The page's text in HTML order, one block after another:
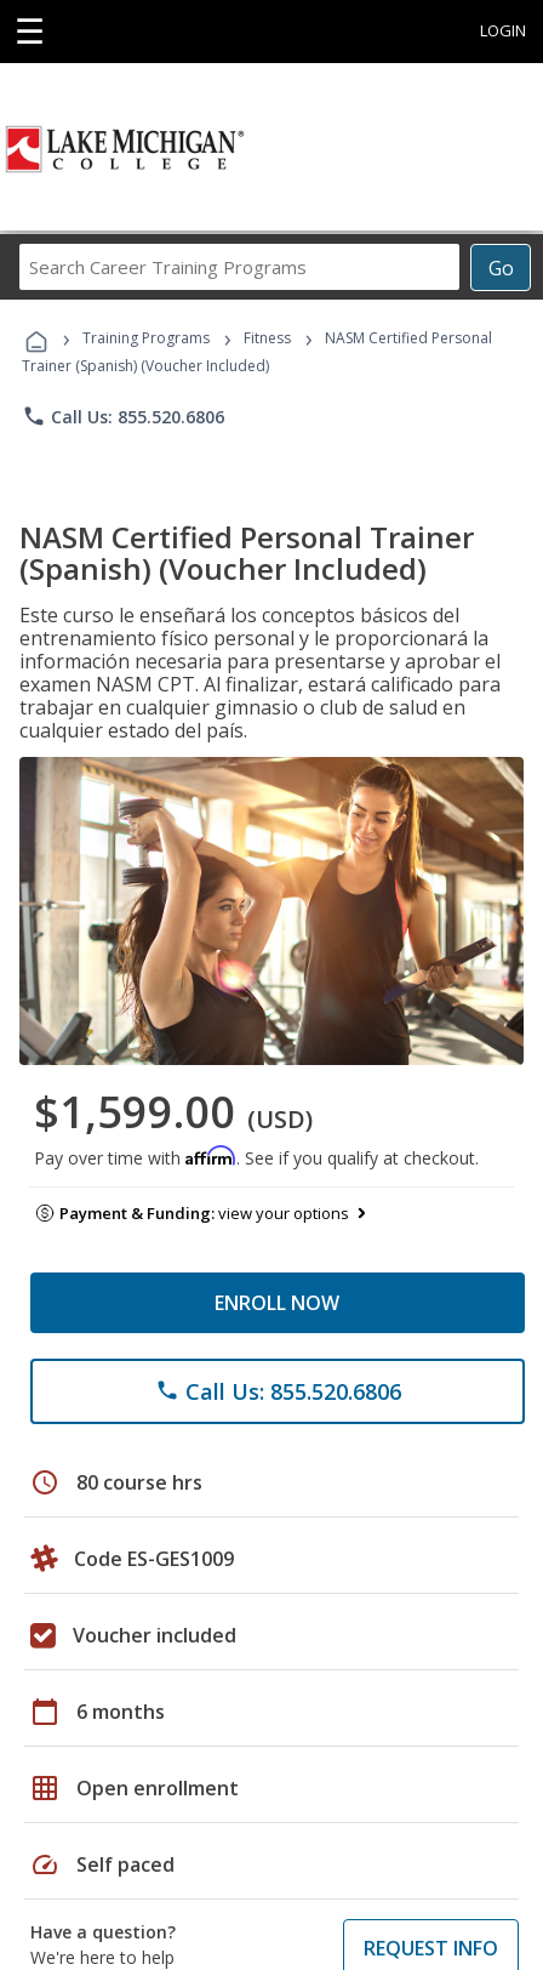
☰ LOGIN
Go
Career
Programs
› Training Programs › Fitness ›
NASM Certified Personal
Trainer (Spanish) (Voucher Included)
phone Call Us: 855.520.6806
NASM Certified Personal Trainer
(Spanish) (Voucher Included)
Este curso le enseñará los conceptos básicos del
entrenamiento físico personal y le proporcionará la
información necesaria para presentarse y aprobar el
examen NASM CPT. Al finalizar, estará calificado para
trabajar en cualquier gimnasio o club de salud en
cualquier estado del país.
$1,599.00 (USD)
Pay over time with Affirm. See if you qualify at checkout.
Payment & Funding:view your options
ENROLL NOW
phone Call Us: 855.520.6806
schedule 80 course hrs
Code ES-GES1009
Voucher included
calendar_today 6 months
grid_on Open enrollment
speed Self paced
Have a question?
We're here to help
REQUEST INFO